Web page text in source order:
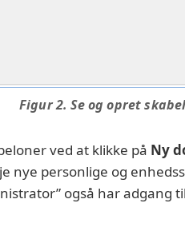
Figur 2. Se og opret
ved at klikke på Ny
nye personlige og
også har adgang